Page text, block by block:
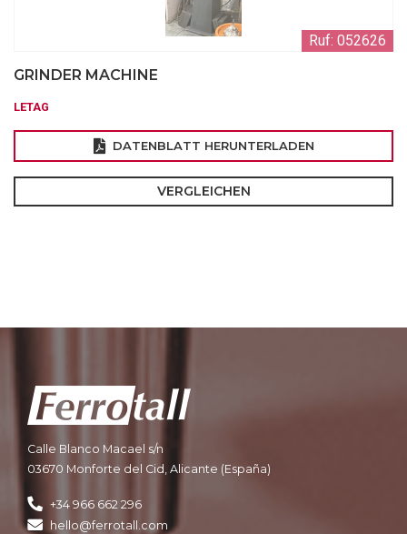
Ruf: 052626
GRINDER MACHINE
LETAG
DATENBLATT HERUNTERLADEN
VERGLEICHEN
Calle Blanco Macael s/n
03670 Monforte del Cid, Alicante (España)
+34 966 662 296
hello@ferrotall.com